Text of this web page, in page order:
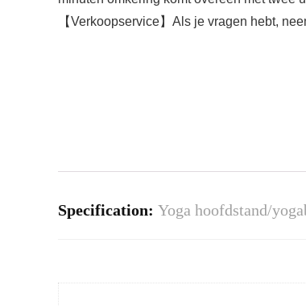
【Verkoopservice】Als je vragen hebt,
Specification: Yoga hoofdstand/